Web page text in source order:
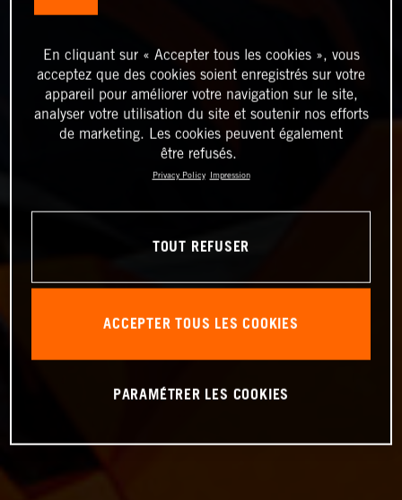
En cliquant sur « Accepter tous les cookies », vous
acceptez que des cookies soient enregistrés sur votre
appareil pour améliorer votre navigation sur le site,
analyser votre utilisation du site et soutenir nos efforts
de marketing. Les cookies peuvent également
être refusés.
Privacy Policy Impression
TOUT REFUSER
ACCEPTER TOUS LES COOKIES
PARAMÉTRER LES COOKIES